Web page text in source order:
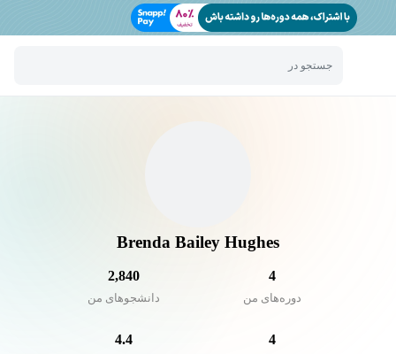
جستجو در
Brenda Bailey Hughes
4
دوره‌های من
2,840
دانشجو‌های من
4
4.4